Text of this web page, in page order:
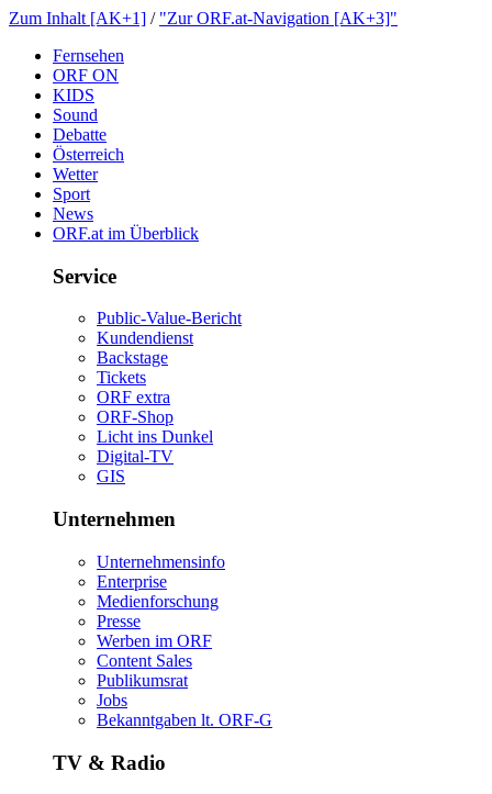
ZumInhalt[AK+1] / "ZurORF.at-Navigation[AK+3]"
Fernsehen
ORFON
KIDS
Sound
Debatte
Österreich
Wetter
Sport
News
ORF.atimÜberblick
Service
Public-Value-Bericht
Kundendienst
Backstage
Tickets
ORFextra
ORF-Shop
LichtinsDunkel
Digital-TV
GIS
Unternehmen
Unternehmensinfo
Enterprise
Medienforschung
Presse
WerbenimORF
ContentSales
Publikumsrat
Jobs
Bekanntgabenlt.ORF-G
TV&Radio